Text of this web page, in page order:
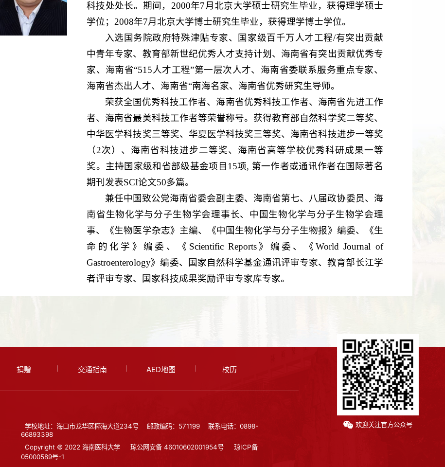
科技处处长。期间，2000年7月北京大学硕士研究生毕业，获得理学硕士
学位；2008年7月北京大学博士研究生毕业，获得理学博士学位。
入选国务院政府特殊津贴专家、国家级百千万人才工程/有突出贡献
中青年专家、教育部新世纪优秀人才支持计划、海南省有突出贡献优秀专
家、海南省“515人才工程”第一层次人才、海南省委联系服务重点专家、
海南省杰出人才、海南省“南海名家、海南省优秀研究生导师。
荣获全国优秀科技工作者、海南省优秀科技工作者、海南省先进工作
者、海南省最美科技工作者等荣誉称号。获得教育部自然科学奖二等奖、
中华医学科技奖三等奖、华夏医学科技奖三等奖、海南省科技进步一等奖
（2次）、海南省科技进步二等奖、海南省高等学校优秀科研成果一等
奖。主持国家级和省部级基金项目15项, 第一作者或通讯作者在国际著名
期刊发表SCI论文50多篇。
兼任中国致公党海南省委会副主委、海南省第七、八届政协委员、海
南省生物化学与分子生物学会理事长、中国生物化学与分子生物学会理
事、《生物医学杂志》主编、《中国生物化学与分子生物报》编委、《生
命的化学》编委、《Scientific Reports》编委、《World Journal of
Gastroenterology》编委、国家自然科学基金通讯评审专家、教育部长江学
者评审专家、国家科技成果奖励评审专家库专家。
捐赠 交通指南 AED地图 校历
学校地址：海口市龙华区椰海大道234号 邮政编码：571199
联系电话：0898-
66893398
Copyright © 2022 海南医科大学
琼公网安备 46010602001954号
琼ICP备
05000589号-1
欢迎关注官方公众号